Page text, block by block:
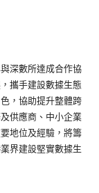
與深數所達成合作協
攜手建設數據生態
，協助提升整體跨
供應商、中小企業
地位及經驗，將籌
界建設堅實數據生